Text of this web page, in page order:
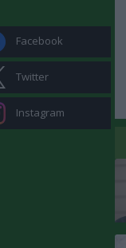
Facebook
Twitter
Instagram